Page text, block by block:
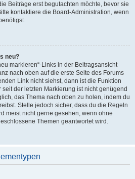
Beiträge erst begutachten möchte, bevor sie
kontaktiere die Board-Administration, wenn
neu?
markieren“-Links in der Beitragsansicht
nach oben auf die erste Seite des Forums
Link nicht siehst, dann ist die Funktion
der letzten Markierung ist nicht genügend
das Thema nach oben zu holen, indem du
Stelle jedoch sicher, dass du die Regeln
meist nicht gerne gesehen, wenn ohne
Themen geantwortet wird.